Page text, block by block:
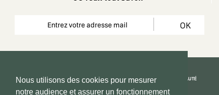
Nous utilisons des cookies pour mesurer
notre audience et assurer un fonctionnement
OK
REJOIGNEZ LA COMMUNAUTÉ